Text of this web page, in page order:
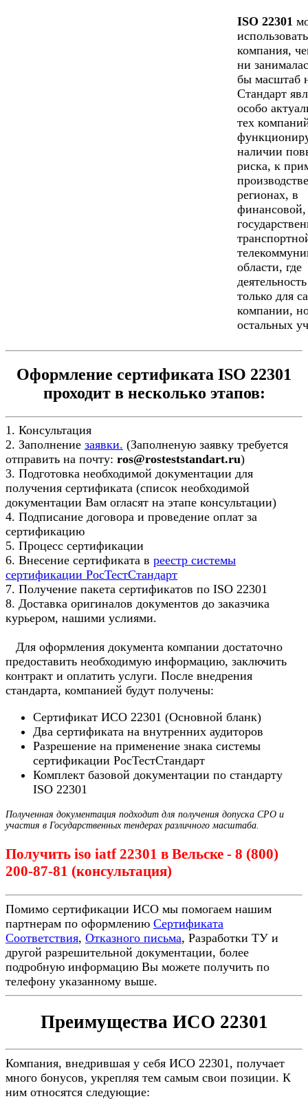
ISO 22301
компания,
ни
бы масштаб
Стандарт
особо
тех
наличии
риска, к
регионах, в
финансовой,
области, где
только для
компании,
остальных
Оформление сертификата ISO 22301
проходит в несколько этапов:
1. Консультация
2. Заполнение заявки. (Заполненую заявку требуется
отправить на почту: ros@rosteststandart.ru)
3. Подготовка необходимой документации для
получения сертификата (список необходимой
документации Вам огласят на этапе консультации)
4. Подписание договора и проведение оплат за
сертификацию
5. Процесс сертификации
6. Внесение сертификата в реестр системы
сертификации РосТестСтандарт
7. Получение пакета сертификатов по ISO 22301
8. Доставка оригиналов документов до заказчика
курьером, нашими услиями.
Для оформления документа компании достаточно
предоставить необходимую информацию, заключить
контракт и оплатить услуги. После внедрения
стандарта, компанией будут получены:
Сертификат ИСО 22301 (Основной бланк)
Два сертификата на внутренних аудиторов
Разрешение на применение знака системы
сертификации РосТестСтандарт
Комплект базовой документации по стандарту
ISO 22301
Полученная документация подходит для получения допуска СРО и
участия в Государственных тендерах различного масштаба.
Получить iso iatf 22301 в Вельске - 8 (800)
200-87-81 (консультация)
Помимо сертификации ИСО мы помогаем нашим
партнерам по оформлению Сертификата
Соответствия, Отказного письма, Разработки ТУ и
другой разрешительной документации, более
подробную информацию Вы можете получить по
телефону указанному выше.
Преимущества ИСО 22301
Компания, внедрившая у себя ИСО 22301, получает
много бонусов, укрепляя тем самым свои позиции. К
ним относятся следующие: